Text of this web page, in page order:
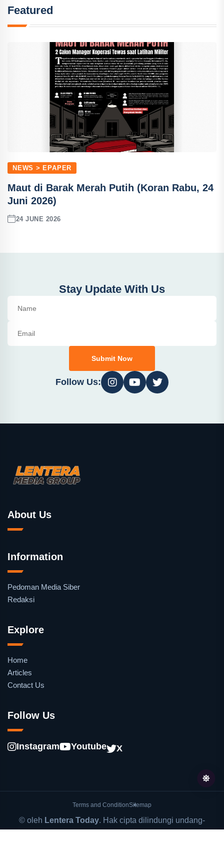
Featured
NEWS > EPAPER
Maut di Barak Merah Putih (Koran Rabu, 24
Juni 2026)
24 JUNE 2026
Stay Update With Us
Submit Now
Follow Us:
About Us
Information
Pedoman Media Siber
Redaksi
Explore
Home
Articles
Contact Us
Follow Us
Instagram Youtube X
Terms and ConditionSitemap
© oleh Lentera Today. Hak cipta dilindungi undang-